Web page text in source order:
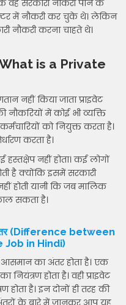
वह सरकारी नौकरी पाने के
में नौकरी कर चुके थे। लेकिन
नौकरी करना चाहते थे।
(What is a Private
नहीं किया जाता प्राइवेट
नौकरियों में कोई भी व्यक्ति
को नियुक्त करता है।
करता है।
नहीं होता। कई लोगों
है क्योंकि इसमें सरकारी
होती यानी कि जब मालिक
सकता है।
अंतर (Difference between
Job in Hindi)
आसमान का अंतर होता है। एक
होता है। वही प्राइवेट
है। इन दोनों ही तरह की